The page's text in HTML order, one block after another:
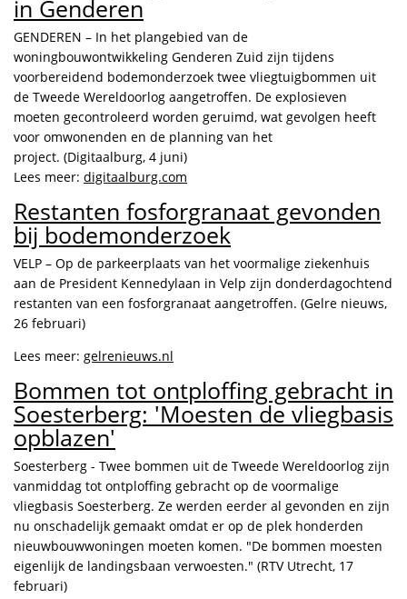
in Genderen
GENDEREN – In het plangebied van de
woningbouwontwikkeling Genderen Zuid zijn tijdens
voorbereidend bodemonderzoek twee vliegtuigbommen uit
de Tweede Wereldoorlog aangetroffen. De explosieven
moeten gecontroleerd worden geruimd, wat gevolgen heeft
voor omwonenden en de planning van het
project. (Digitaalburg, 4 juni)
Lees meer: digitaalburg.com
Restanten fosforgranaat gevonden
bij bodemonderzoek
VELP – Op de parkeerplaats van het voormalige ziekenhuis
aan de President Kennedylaan in Velp zijn donderdagochtend
restanten van een fosforgranaat aangetroffen. (Gelre nieuws,
26 februari)
Lees meer: gelrenieuws.nl
Bommen tot ontploffing gebracht in
Soesterberg: 'Moesten de vliegbasis
opblazen'
Soesterberg - Twee bommen uit de Tweede Wereldoorlog zijn
vanmiddag tot ontploffing gebracht op de voormalige
vliegbasis Soesterberg. Ze werden eerder al gevonden en zijn
nu onschadelijk gemaakt omdat er op de plek honderden
nieuwbouwwoningen moeten komen. "De bommen moesten
eigenlijk de landingsbaan verwoesten." (RTV Utrecht, 17
februari)